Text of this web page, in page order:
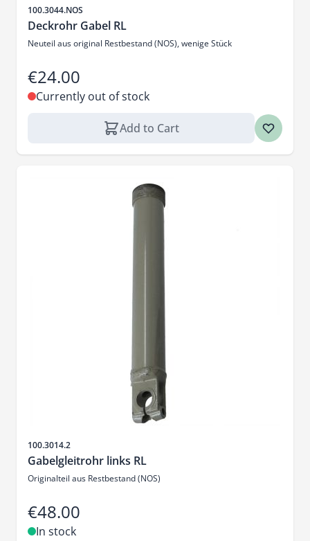
Sku
100.3044.NOS
Deckrohr Gabel RL
Neuteil aus original Restbestand (NOS), wenige Stück
€24.00
Currently out of stock
Add to Cart
Sku
100.3014.2
Gabelgleitrohr links RL
Originalteil aus Restbestand (NOS)
€48.00
In stock